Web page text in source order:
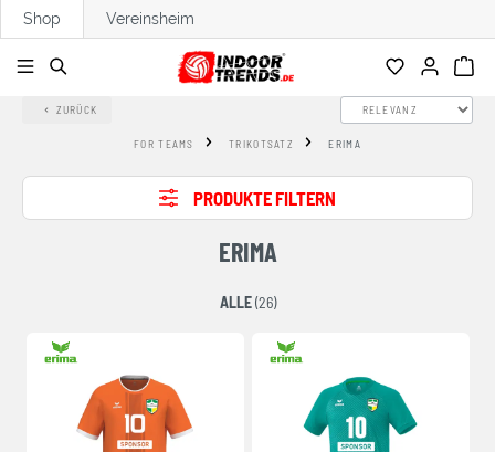
springen
Shop Vereinsheim
ZURÜCK
FOR TEAMS TRIKOTSATZ ERIMA
PRODUKTE FILTERN
ERIMA
ALLE(26)